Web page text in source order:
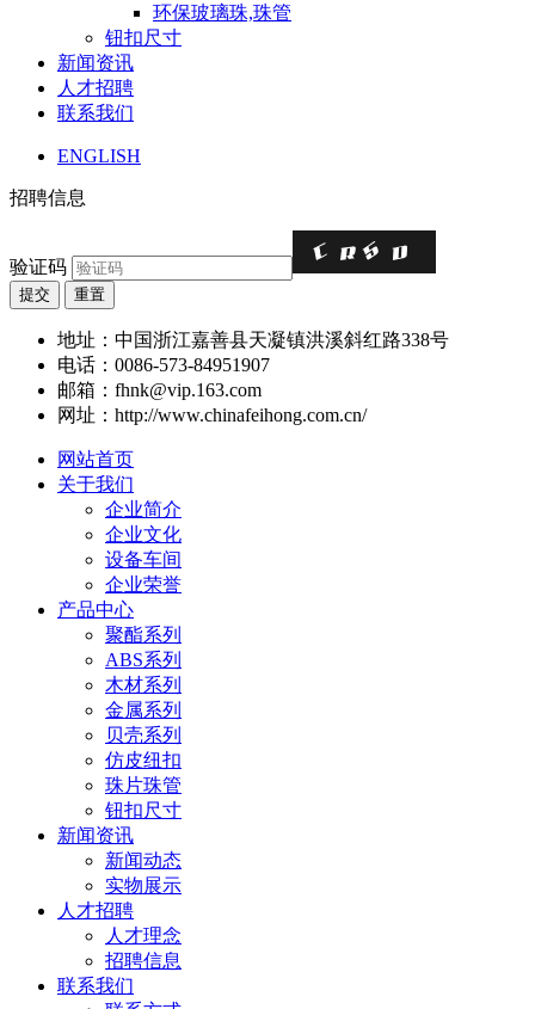
环保玻璃珠,珠管
钮扣尺寸
新闻资讯
人才招聘
联系我们
ENGLISH
招聘信息
验证码
地址：中国浙江嘉善县天凝镇洪溪斜红路338号
电话：0086-573-84951907
邮箱：fhnk@vip.163.com
网址：http://www.chinafeihong.com.cn/
网站首页
关于我们
企业简介
企业文化
设备车间
企业荣誉
产品中心
聚酯系列
ABS系列
木材系列
金属系列
贝壳系列
仿皮纽扣
珠片珠管
钮扣尺寸
新闻资讯
新闻动态
实物展示
人才招聘
人才理念
招聘信息
联系我们